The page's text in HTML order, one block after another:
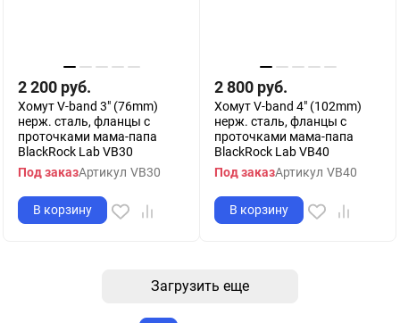
2 200 руб.
Хомут V-band 3" (76mm)
нерж. сталь, фланцы с
проточками мама-папа
BlackRock Lab VB30
Под заказАртикул VB30
В корзину
2 800 руб.
Хомут V-band 4" (102mm)
нерж. сталь, фланцы с
проточками мама-папа
BlackRock Lab VB40
Под заказАртикул VB40
В корзину
Загрузить еще